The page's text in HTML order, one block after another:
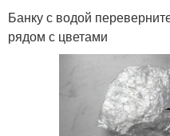
Банку с водой
рядом с цветами